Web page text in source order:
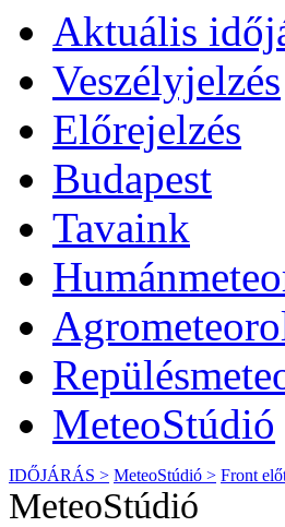
Aktuális
Veszélyjelzés
Előrejelzés
Budapest
Tavaink
MeteoStúdió
IDŐJÁRÁS > MeteoStúdió > Front
MeteoStúdió